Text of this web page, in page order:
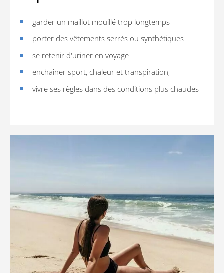
garder un maillot mouillé trop longtemps
porter des vêtements serrés ou synthétiques
se retenir d'uriner en voyage
enchaîner sport, chaleur et transpiration,
vivre ses règles dans des conditions plus chaudes